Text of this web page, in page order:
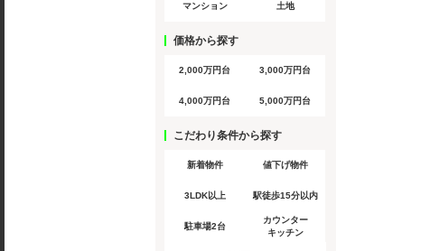
マンション 土地
価格から探す
2,000万円台 3,000万円台
4,000万円台 5,000万円台
こだわり条件から探す
新着物件 値下げ物件
3LDK以上 駅徒歩15分以内
駐車場2台
カウンター
キッチン